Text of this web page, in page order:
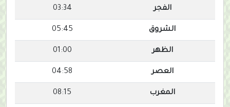
الفجر 03:34
الشروق 05:45
الظهر 01:00
العصر 04:58
المغرب 08:15